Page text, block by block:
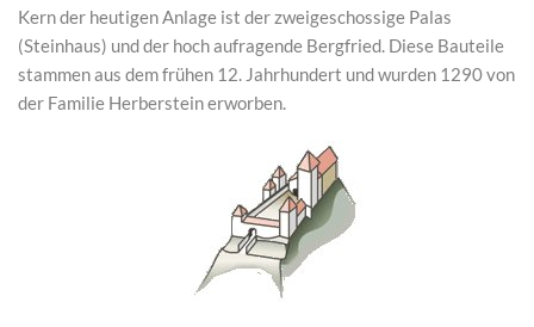
Kern der heutigen Anlage ist der zweigeschossige Palas
(Steinhaus) und der hoch aufragende Bergfried. Diese Bauteile
stammen aus dem frühen 12. Jahrhundert und wurden 1290 von
der Familie Herberstein erworben.